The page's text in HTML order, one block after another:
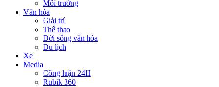
Môi trường
Văn hóa
Giải trí
Thể thao
Đời sống văn hóa
Du lịch
Xe
Media
Công luận 24H
Rubik 360